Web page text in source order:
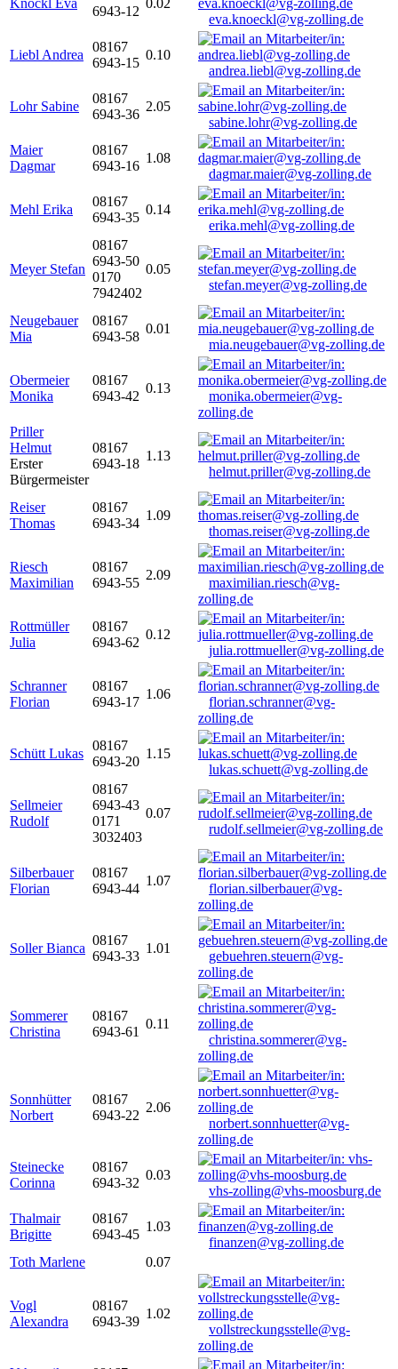
Knöckl Eva
6943-12
0.02
eva.knoeckl@vg-zolling.de
Liebl Andrea
08167
6943-15
0.10
andrea.liebl@vg-zolling.de
Lohr Sabine
08167
6943-36
2.05
sabine.lohr@vg-zolling.de
Maier
Dagmar
08167
6943-16
1.08
dagmar.maier@vg-zolling.de
Mehl Erika
08167
6943-35
0.14
erika.mehl@vg-zolling.de
Meyer Stefan
08167
6943-50
0170
7942402
0.05
stefan.meyer@vg-zolling.de
Neugebauer
Mia
08167
6943-58
0.01
mia.neugebauer@vg-zolling.de
Obermeier
Monika
08167
6943-42
0.13
monika.obermeier@vg-
zolling.de
Priller
Helmut
Erster
Bürgermeister
08167
6943-18
1.13
helmut.priller@vg-zolling.de
Reiser
Thomas
08167
6943-34
1.09
thomas.reiser@vg-zolling.de
Riesch
Maximilian
08167
6943-55
2.09
maximilian.riesch@vg-
zolling.de
Rottmüller
Julia
08167
6943-62
0.12
julia.rottmueller@vg-zolling.de
Schranner
Florian
08167
6943-17
1.06
florian.schranner@vg-
zolling.de
Schütt Lukas
08167
6943-20
1.15
lukas.schuett@vg-zolling.de
Sellmeier
Rudolf
08167
6943-43
0171
3032403
0.07
rudolf.sellmeier@vg-zolling.de
Silberbauer
Florian
08167
6943-44
1.07
florian.silberbauer@vg-
zolling.de
Soller Bianca
08167
6943-33
1.01
gebuehren.steuern@vg-
zolling.de
Sommerer
Christina
08167
6943-61
0.11
christina.sommerer@vg-
zolling.de
Sonnhütter
Norbert
08167
6943-22
2.06
norbert.sonnhuetter@vg-
zolling.de
Steinecke
Corinna
08167
6943-32
0.03
vhs-zolling@vhs-moosburg.de
Thalmair
Brigitte
08167
6943-45
1.03
finanzen@vg-zolling.de
Toth Marlene
0.07
Vogl
Alexandra
08167
6943-39
1.02
vollstreckungsstelle@vg-
zolling.de